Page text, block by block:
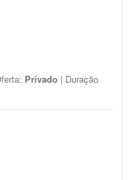
Privado | Duração